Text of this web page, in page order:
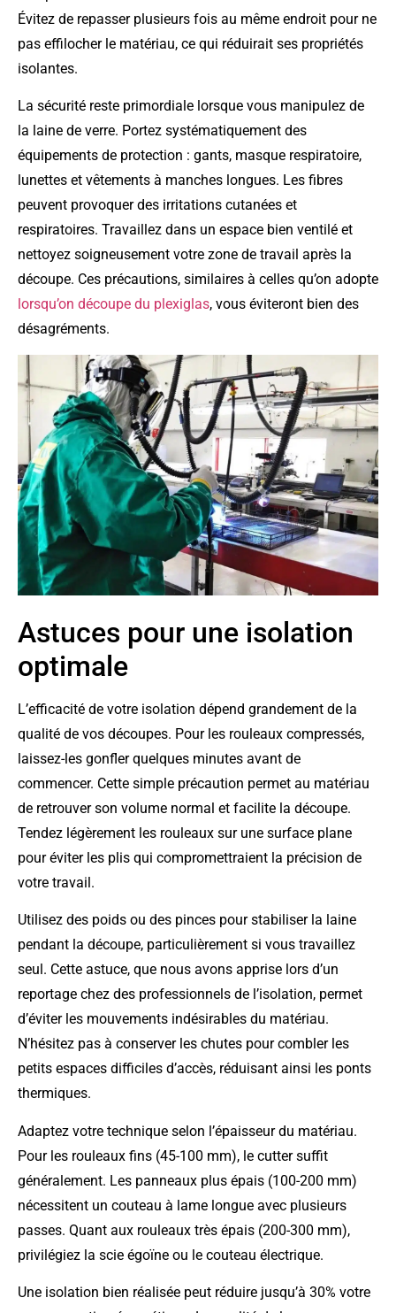
Évitez de repasser plusieurs fois au même endroit pour ne
pas effilocher le matériau, ce qui réduirait ses propriétés
isolantes.
La sécurité reste primordiale lorsque vous manipulez de
la laine de verre. Portez systématiquement des
équipements de protection : gants, masque respiratoire,
lunettes et vêtements à manches longues. Les fibres
peuvent provoquer des irritations cutanées et
respiratoires. Travaillez dans un espace bien ventilé et
nettoyez soigneusement votre zone de travail après la
découpe. Ces précautions, similaires à celles qu’on adopte
lorsqu’on découpe du plexiglas, vous éviteront bien des
désagréments.
Astuces pour une isolation
optimale
L’efficacité de votre isolation dépend grandement de la
qualité de vos découpes. Pour les rouleaux compressés,
laissez-les gonfler quelques minutes avant de
commencer. Cette simple précaution permet au matériau
de retrouver son volume normal et facilite la découpe.
Tendez légèrement les rouleaux sur une surface plane
pour éviter les plis qui compromettraient la précision de
votre travail.
Utilisez des poids ou des pinces pour stabiliser la laine
pendant la découpe, particulièrement si vous travaillez
seul. Cette astuce, que nous avons apprise lors d’un
reportage chez des professionnels de l’isolation, permet
d’éviter les mouvements indésirables du matériau.
N’hésitez pas à conserver les chutes pour combler les
petits espaces difficiles d’accès, réduisant ainsi les ponts
thermiques.
Adaptez votre technique selon l’épaisseur du matériau.
Pour les rouleaux fins (45-100 mm), le cutter suffit
généralement. Les panneaux plus épais (100-200 mm)
nécessitent un couteau à lame longue avec plusieurs
passes. Quant aux rouleaux très épais (200-300 mm),
privilégiez la scie égoïne ou le couteau électrique.
Une isolation bien réalisée peut réduire jusqu’à 30% votre